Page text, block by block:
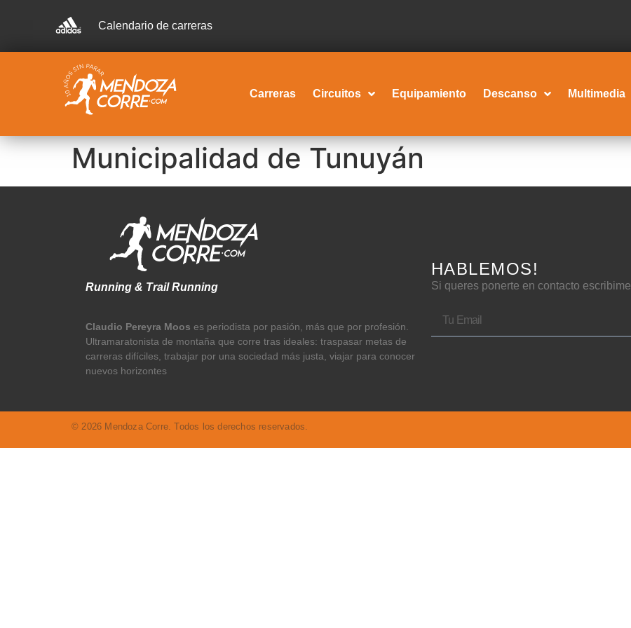
Calendario de carreras
Carreras Circuitos Equipamiento Descanso Multimedia
Municipalidad de Tunuyán
Running & Trail Running
Claudio Pereyra Moos es periodista por pasión, más que por profesión.
Ultramaratonista de montaña que corre tras ideales: traspasar metas de
carreras difíciles, trabajar por una sociedad más justa, viajar para conocer
nuevos horizontes
HABLEMOS!
Si queres ponerte en contacto escribime
© 2026 Mendoza Corre. Todos los derechos reservados.